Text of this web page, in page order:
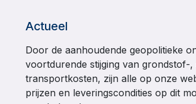
Actueel
Door de aanhoudende geopolitieke
voortdurende stijging van grondstof-,
transportkosten, zijn alle op onze
prijzen en leveringscondities op dit